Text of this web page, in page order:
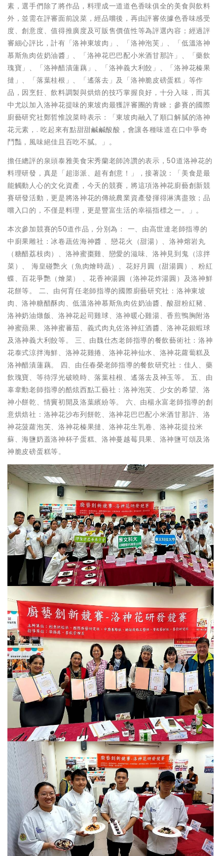
素，選手們除了將作品，料理成一道道色香味俱全的美食與飲料
外，並需在評審面前說菜，經品嚐後，再由評審依據色香味感受
度、創意度、值得推廣度及可販售價值性等為評選內容；經過評
審細心評比，計有「洛神東坡肉」、「洛神泡芙」、「低溫洛神
慕斯魚肉佐奶油醬」、「洛神花巴巴配小米酒甘那許」、「藥飲
瑰寶」、「洛神醋漬蓮藕」、「洛神義大利餃」、「洛神花榛果
撻」、「落葉桂根」、「遙落去」及「洛神脆皮磅蛋糕」等作
品，因烹飪、飲料調製與烘焙的技巧掌握良好，十分入味，而其
中尤以加入洛神花提味的東坡肉最獲評審團的青睞；參賽的國際
廚藝研究社鄭哲惟說菜時表示：「東坡肉融入了順口解膩的洛神
花元素，. 吃起來有點甜甜鹹鹹酸酸，會讓各種味道在口中爭奇
鬥豔，風味絕佳且百吃不膩。」。
擔任總評的泉頭泰雅美食宋秀蘭老師誇讚的表示，50道洛神花的
料理研發，真是「超澎派、超有創意！」，接著說：「美食是最
能觸動人心的文化資產，今天的競賽，將這項洛神花廚藝創新競
賽研發活動，更是將洛神花的傳統農業資產發揮得淋漓盡致；品
嚐入口的，不僅是料理，更是豐富生活的幸福指標之一。」。
本次參加競賽的50道作品，分別為： 一、由高世達老師指導的
中廚果雕社：冰卷蔬佐海神醬 、戀花火（甜湯）、洛神熔岩丸
（糖醋荔枝肉）、洛神蜜棗雞、戀愛的滋味、洛神見到鬼（涼拌
菜）、 海皇碰艷火（魚肉燴時蔬）、花好月圓（甜湯圓）、粉紅
蝶、百花爭艷（燴菜） 、花香神湯圓（洛神花炸湯圓）及洛神鮮
花餅等。 二、由何育任老師指導的國際廚藝研究社：洛神東坡
肉、洛神糖醋酥肉、低溫洛神慕斯魚肉佐奶油醬、酸甜粉紅豬、
洛神奶油燉飯、洛神花起司雞球、洛神暖心雞湯、香煎鴨胸附洛
神蜜蘋果、洛神蜜蕃茄、義式肉丸佐洛神紅酒醬、洛神花銀蝦球
及洛神義大利餃等。 三、由魏仕杰老師指導的餐飲藝術社：洛神
花泰式涼拌海鮮、洛神花雞捲、洛神花神仙水、洛神花蘿蔔糕及
洛神醋漬蓮藕。 四、由任春榮老師指導的餐飲研究社：佳人、藥
飲瑰寶、等待浮光破曉時、落葉桂根、遙落去及神玉等。 五、由
辜韋勳老師指導的酷炫西點工藝社：洛神泡芙、少女的希望、洛
神小餅乾、情竇初開及洛葉繽紛等。 六、由楊永富老師指導的創
意烘焙社：洛神花沙布列餅乾、洛神花巴巴配小米酒甘那許、洛
神花菠蘿泡芙、洛神花榛果撻、洛神花生乳卷、洛神花提拉米
蘇、海鹽奶蓋洛神杯子蛋糕、洛神蔓越莓貝果、洛神鹽可頌及洛
神脆皮磅蛋糕等。